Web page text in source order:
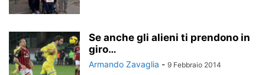
Se anche gli alieni ti prendono in
giro…
Armando Zavaglia - 9 Febbraio 2014